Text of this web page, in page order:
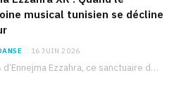
musical tunisien se décline
16 JUIN 2026
Le palais d’Ennejma Ezzahra, ce sanctuaire de la musique tunisienne et méditerranéenne construit par le…